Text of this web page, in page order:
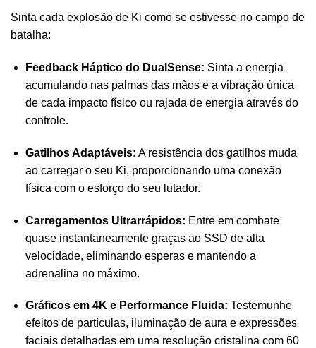
Sinta cada explosão de Ki como se estivesse no campo de
batalha:
Feedback Háptico do DualSense: Sinta a energia
acumulando nas palmas das mãos e a vibração única
de cada impacto físico ou rajada de energia através do
controle.
Gatilhos Adaptáveis: A resistência dos gatilhos muda
ao carregar o seu Ki, proporcionando uma conexão
física com o esforço do seu lutador.
Carregamentos Ultrarrápidos: Entre em combate
quase instantaneamente graças ao SSD de alta
velocidade, eliminando esperas e mantendo a
adrenalina no máximo.
Gráficos em 4K e Performance Fluida: Testemunhe
efeitos de partículas, iluminação de aura e expressões
faciais detalhadas em uma resolução cristalina com 60